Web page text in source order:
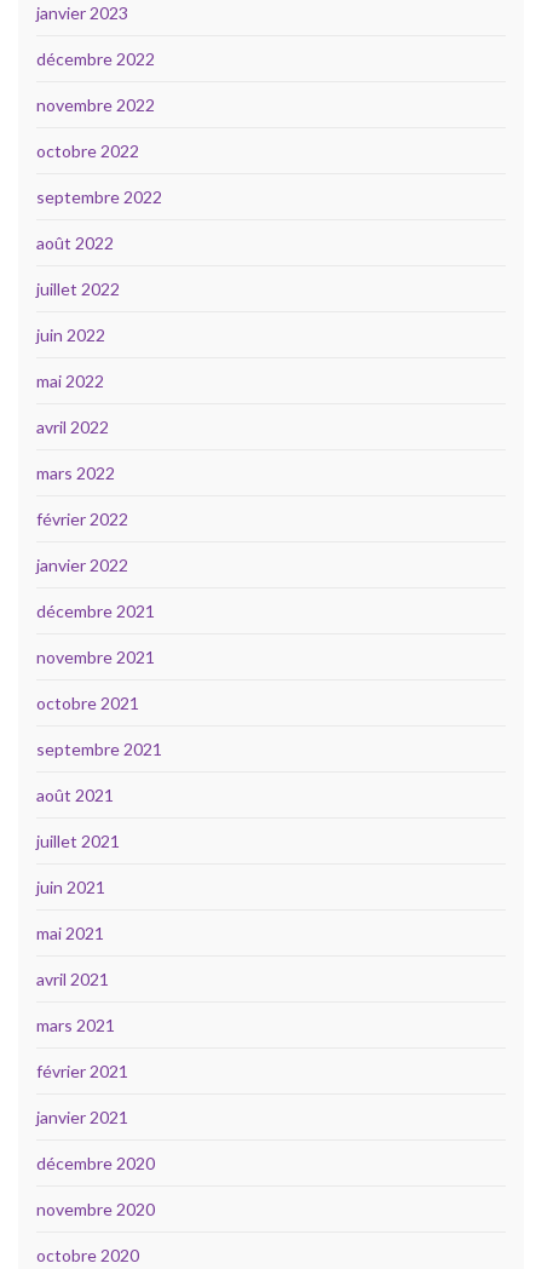
janvier 2023
décembre 2022
novembre 2022
octobre 2022
septembre 2022
août 2022
juillet 2022
juin 2022
mai 2022
avril 2022
mars 2022
février 2022
janvier 2022
décembre 2021
novembre 2021
octobre 2021
septembre 2021
août 2021
juillet 2021
juin 2021
mai 2021
avril 2021
mars 2021
février 2021
janvier 2021
décembre 2020
novembre 2020
octobre 2020